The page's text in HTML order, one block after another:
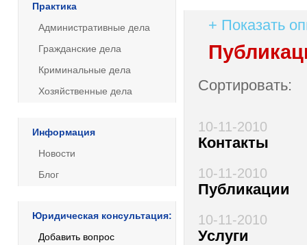
Практика
Административные дела
Гражданские дела
Криминальные дела
Хозяйственные дела
Информация
Новости
Блог
Юридическая консультация:
Добавить вопрос
+ Показать
10-11-2010
Контакты
10-11-2010
Публикации
10-11-2010
Услуги